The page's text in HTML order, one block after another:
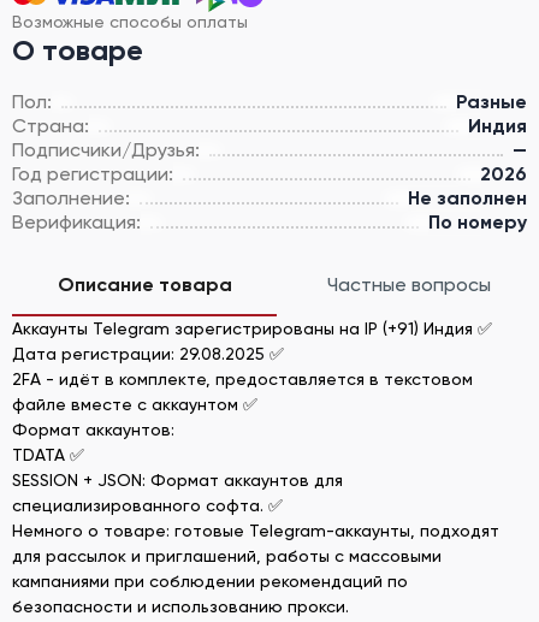
Возможные способы оплаты
О товаре
Пол:
Разные
Страна:
Индия
Подписчики/Друзья:
—
Год регистрации:
2026
Заполнение:
Не заполнен
Верификация:
По номеру
Описание товара Частные вопросы
Аккаунты Telegram зарегистрированы на IP (+91) Индия ✅
Дата регистрации: 29.08.2025 ✅
2FA - идёт в комплекте, предоставляется в текстовом
файле вместе с аккаунтом ✅
Формат аккаунтов:
TDATA ✅
SESSION + JSON: Формат аккаунтов для
специализированного софта. ✅
Немного о товаре: готовые Telegram-аккаунты, подходят
для рассылок и приглашений, работы с массовыми
кампаниями при соблюдении рекомендаций по
безопасности и использованию прокси.